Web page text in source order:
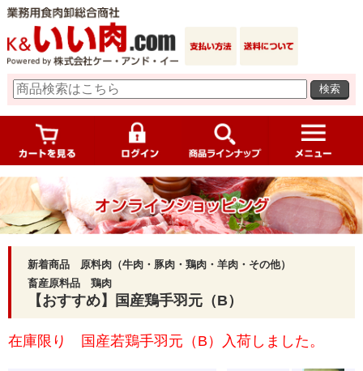
検索
新着商品 原料肉（牛肉・豚肉・鶏肉・羊肉・その他）
畜産原料品 鶏肉
【おすすめ】国産鶏手羽元（B）
在庫限り 国産若鶏手羽元（B）入荷しました。